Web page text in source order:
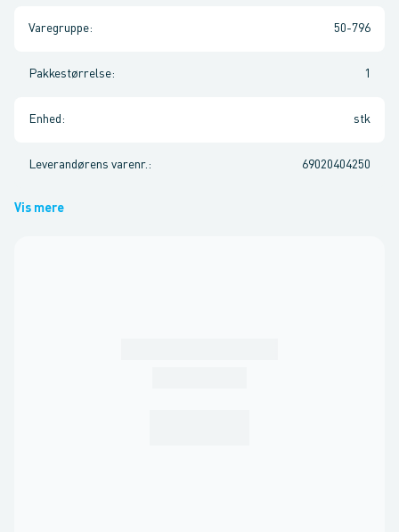
Varegruppe: 50-796
Pakkestørrelse: 1
Enhed : stk
Leverandørens varenr. : 69020404250
Vis mere